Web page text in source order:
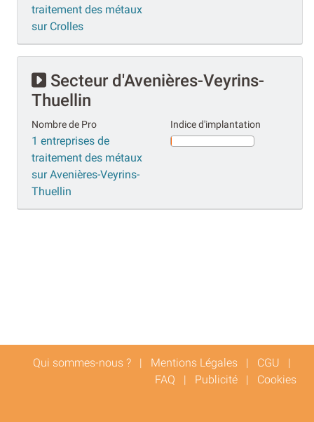
traitement des métaux
sur Crolles
Secteur d'Avenières-Veyrins-
Thuellin
Nombre de Pro
1 entreprises de
traitement des métaux
sur Avenières-Veyrins-
Thuellin
Indice d'implantation
Qui sommes-nous ? | Mentions Légales | CGU |
FAQ | Publicité | Cookies